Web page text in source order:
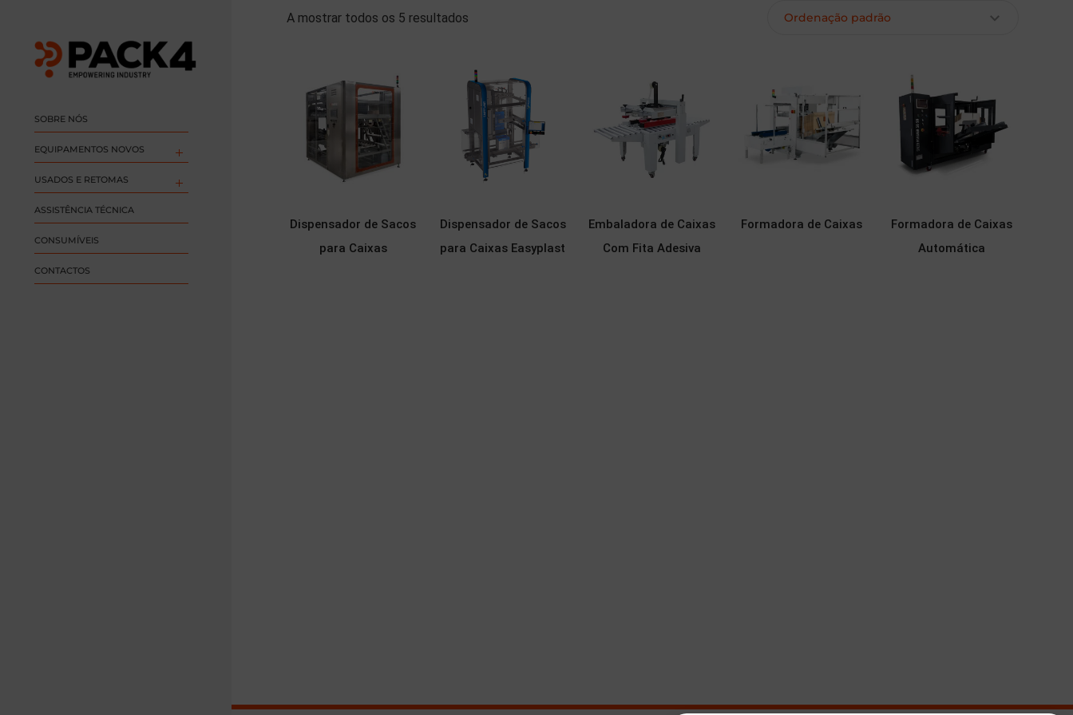
SOBRE NÓS
EQUIPAMENTOS NOVOS
USADOS E RETOMAS
ASSISTÊNCIA TÉCNICA
CONSUMÍVEIS
CONTACTOS
A mostrar todos os 5 resultados
Dispensador de Sacos
para Caixas
Dispensador de Sacos
para Caixas Easyplast
Embaladora de Caixas
Com Fita Adesiva
Formadora de Caixas
Formadora de Caixas
Automática